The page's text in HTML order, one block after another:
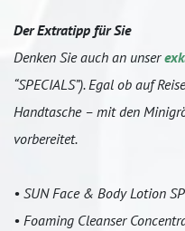
Der Extratipp für Sie
Denken Sie auch an unser
“SPECIALS”). Egal ob auf
Handtasche – mit den
vorbereitet.
• SUN Face & Body Lotion
• Foaming Cleanser